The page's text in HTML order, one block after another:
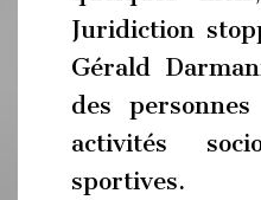
Juridiction
Gérald
des
activités
sportives.